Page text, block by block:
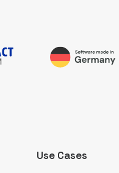
Use Cases